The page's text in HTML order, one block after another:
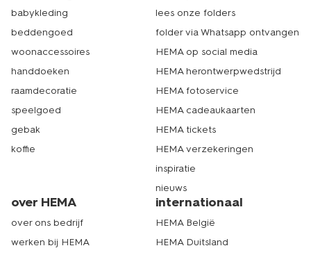
babykleding
beddengoed
woonaccessoires
handdoeken
raamdecoratie
speelgoed
gebak
koffie
lees onze folders
folder via Whatsapp ontvangen
HEMA op social media
HEMA herontwerpwedstrijd
HEMA fotoservice
HEMA cadeaukaarten
HEMA tickets
HEMA verzekeringen
inspiratie
nieuws
over HEMA
over ons bedrijf
werken bij HEMA
internationaal
HEMA België
HEMA Duitsland